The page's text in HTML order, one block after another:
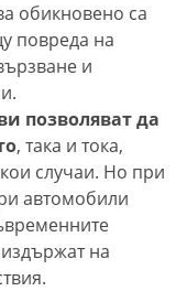
обикновено са
повреда на
и
позволяват да
, така и тока,
случаи. Но при
автомобили
на